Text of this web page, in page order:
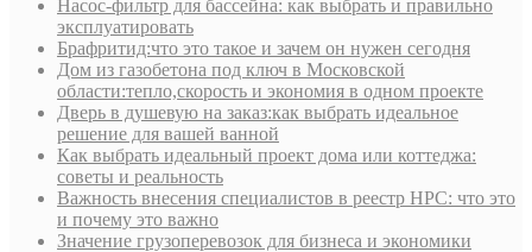
Насос-фильтр для бассейна: как выбрать и правильно
эксплуатировать
Брафритид:что это такое и зачем он нужен сегодня
Дом из газобетона под ключ в Московской
области:тепло,скорость и экономия в одном проекте
Дверь в душевую на заказ:как выбрать идеальное
решение для вашей ванной
Как выбрать идеальный проект дома или коттеджа:
советы и реальность
Важность внесения специалистов в реестр НРС: что это
и почему это важно
Значение грузоперевозок для бизнеса и экономики